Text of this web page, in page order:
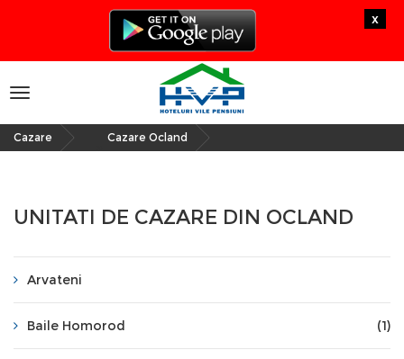
x
Toggle
navigation
Cazare Cazare Ocland
UNITATI DE CAZARE DIN OCLAND
Arvateni
Baile Homorod (1)